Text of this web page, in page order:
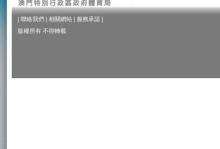
聯絡我們 相關網站 服務承諾
版權所有 不得轉載